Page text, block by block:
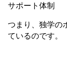
このボイトレ講